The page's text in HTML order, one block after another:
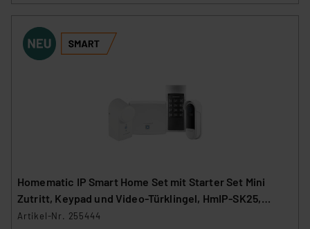
Homematic IP Smart Home Set mit Starter Set Mini
Zutritt, Keypad und Video-Türklingel, HmIP-SK25,
HmIP-WKP und HmIP-CODB
Artikel-Nr. 255444